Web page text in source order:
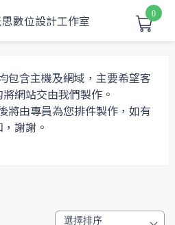
數位設計工作室 0
包含主機及網域，主要希望客
網站交由我們製作。
將由專員為您排件製作，如有
謝謝。